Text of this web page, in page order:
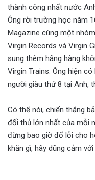
thành công nhất nước
Ông rời trường học năm
Magazine cùng một
Virgin Records và Virgin
sung thêm hãng hàng
Virgin Trains. Ông hiện
người giàu thứ 8 tại Anh,
Có thể nói, chiến thắng
đối thủ lớn nhất của mỗi
đừng bao giờ đổ lỗi cho
khăn gì, hãy dũng cảm